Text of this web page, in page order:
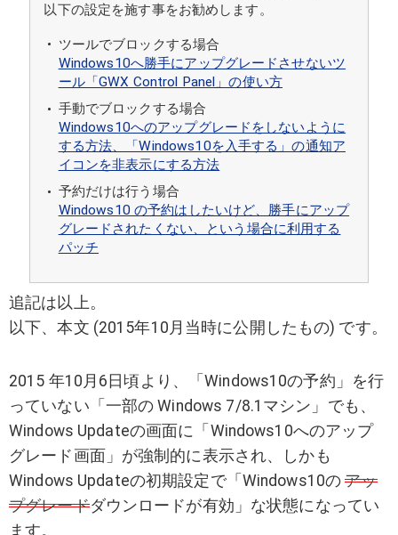
以下の設定を施す事をお勧めします。
ツールでブロックする場合
Windows10へ勝手にアップグレードさせないツ
ール「GWX Control Panel」の使い方
手動でブロックする場合
Windows10へのアップグレードをしないように
する方法、「Windows10を入手する」の通知ア
イコンを非表示にする方法
予約だけは行う場合
Windows10 の予約はしたいけど、勝手にアップ
グレードされたくない、という場合に利用する
パッチ
追記は以上。
以下、本文 (2015年10月当時に公開したもの) です。
2015 年10月6日頃より、「Windows10の予約」を行
っていない「一部の Windows 7/8.1マシン」でも、
Windows Updateの画面に「Windows10へのアップ
グレード画面」が強制的に表示され、しかも
Windows Updateの初期設定で「Windows10のアッ
プグレードダウンロードが有効」な状態になってい
ます。